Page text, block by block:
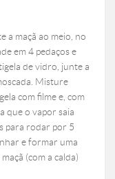
a maçã ao meio, no
em 4 pedaços e
de vidro, junte a
Misture
com filme e, com
que o vapor saia
para rodar por 5
e formar uma
(com a calda)